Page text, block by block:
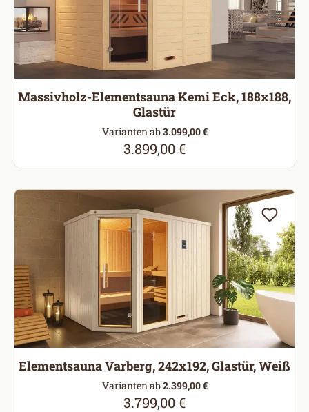
Massivholz-Elementsauna Kemi Eck, 188x188,
Glastür
Varianten ab3.099,00 €
Regulärer Preis:
3.899,00 €
Elementsauna Varberg, 242x192, Glastür, Weiß
Varianten ab2.399,00 €
Regulärer Preis:
3.799,00 €